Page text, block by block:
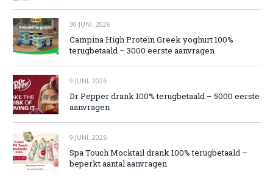
30 JUNI, 2026
Campina High Protein Greek yoghurt 100%
terugbetaald – 3000 eerste aanvragen
9 JUNI, 2026
Dr Pepper drank 100% terugbetaald – 5000 eerste
aanvragen
9 JUNI, 2026
Spa Touch Mocktail drank 100% terugbetaald –
beperkt aantal aanvragen